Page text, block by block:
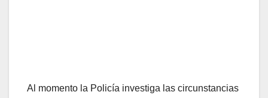
Al momento la Policía investiga las circunstancias